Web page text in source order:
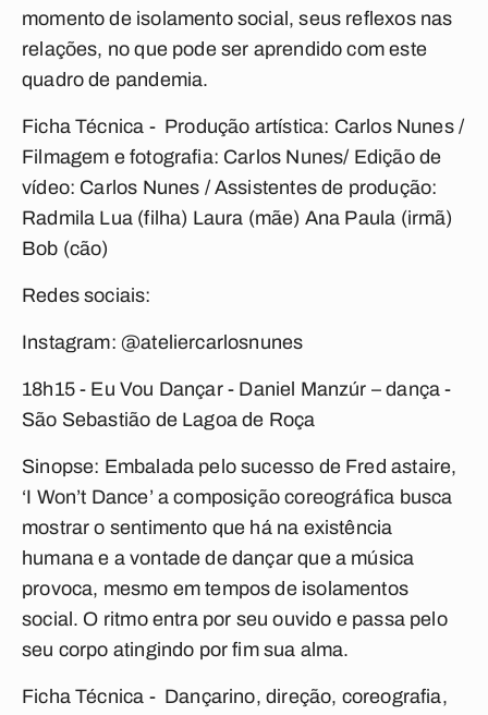
momento de isolamento social, seus reflexos nas
relações, no que pode ser aprendido com este
quadro de pandemia.
Ficha Técnica - Produção artística: Carlos Nunes /
Filmagem e fotografia: Carlos Nunes/ Edição de
vídeo: Carlos Nunes / Assistentes de produção:
Radmila Lua (filha) Laura (mãe) Ana Paula (irmã)
Bob (cão)
Redes sociais:
Instagram: @ateliercarlosnunes
18h15 - Eu Vou Dançar - Daniel Manzúr – dança -
São Sebastião de Lagoa de Roça
Sinopse: Embalada pelo sucesso de Fred astaire,
‘I Won’t Dance’ a composição coreográfica busca
mostrar o sentimento que há na existência
humana e a vontade de dançar que a música
provoca, mesmo em tempos de isolamentos
social. O ritmo entra por seu ouvido e passa pelo
seu corpo atingindo por fim sua alma.
Ficha Técnica - Dançarino, direção, coreografia,